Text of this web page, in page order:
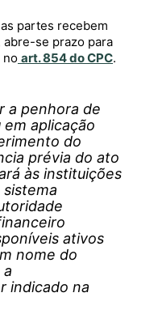
partes recebem
se prazo para
no art. 854 do CPC.
a penhora de
aplicação
do
prévia do ato
às instituições
ativos
nome do
indicado na